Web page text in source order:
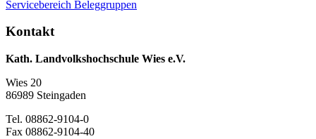
Servicebereich Beleggruppen
Kontakt
Kath. Landvolkshochschule Wies e.V.
Wies 20
86989 Steingaden
Tel. 08862-9104-0
Fax 08862-9104-40